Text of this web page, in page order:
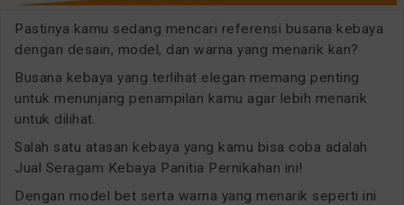
Pastinya kamu sedang mencari referensi busana kebaya
dengan desain, model, dan warna yang menarik kan?
Busana kebaya yang terlihat elegan memang penting
untuk menunjang penampilan kamu agar lebih menarik
untuk dilihat.
Salah satu atasan kebaya yang kamu bisa coba adalah
Jual Seragam Kebaya Panitia Pernikahan ini!
Dengan model bet serta warna yang menarik seperti ini